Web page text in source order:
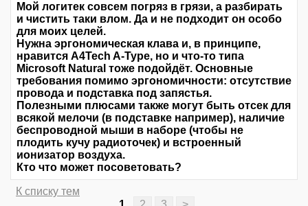
Мой логитек совсем погряз в грязи, а разбирать
и чистить таки влом. Да и не подходит он особо
для моих целей.
Нужна эргономическая клава и, в принципе,
нравится A4Tech A-Type, но и что-то типа
Microsoft Natural тоже подойдёт. Основные
требования помимо эргономичности: отсутствие
провода и подставка под запястья.
Полезными плюсами также могут быть отсек для
всякой мелочи (в подставке например), наличие
беспроводной мыши в наборе (чтобы не
плодить кучу радиоточек) и встроенный
ионизатор воздуха.
Кто что может посоветовать?
К списку тем